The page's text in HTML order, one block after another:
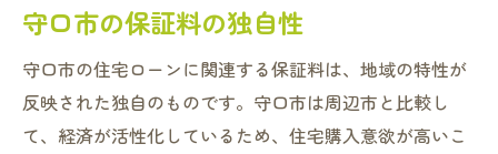
守口市の保証料の独自性
守口市の住宅ローンに関連する保証料は、地域の特性が
反映された独自のものです。守口市は周辺市と比較し
て、経済が活性化しているため、住宅購入意欲が高いこ